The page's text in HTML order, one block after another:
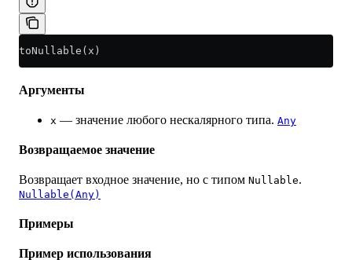
toNullable(x)
Аргументы
x — значение любого нескалярного типа. Any
Возвращаемое значение
Возвращает входное значение, но с типом Nullable.
Nullable(Any)
Примеры
Пример использования